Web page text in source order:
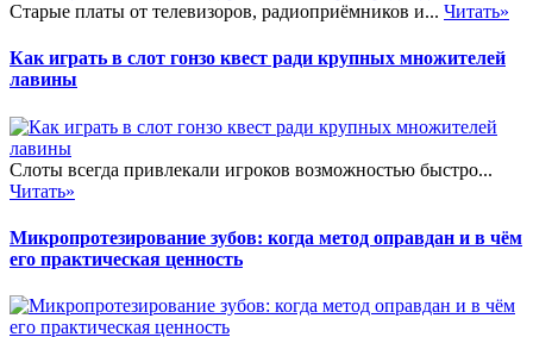
Старые платы от телевизоров, радиоприёмников и... Читать»
Как играть в слот гонзо квест ради крупных множителей
лавины
Слоты всегда привлекали игроков возможностью быстро...
Читать»
Микропротезирование зубов: когда метод оправдан и в чём
его практическая ценность